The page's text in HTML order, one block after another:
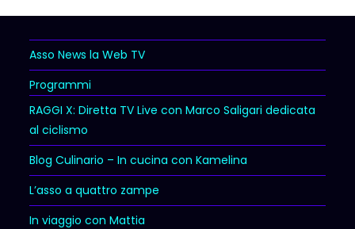
Asso News la Web TV
Programmi
RAGGI X: Diretta TV Live con Marco Saligari dedicata
al ciclismo
Blog Culinario – In cucina con Kamelina
L’asso a quattro zampe
In viaggio con Mattia